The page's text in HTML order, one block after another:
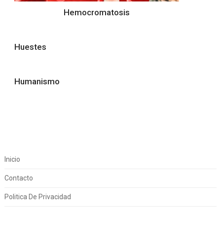
Hemocromatosis
Huestes
Humanismo
Inicio
Contacto
Politica De Privacidad